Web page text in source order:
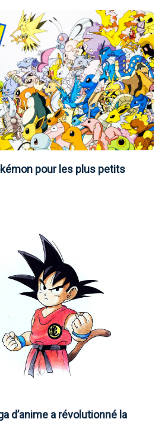
pour les plus petits
d’anime a révolutionné la